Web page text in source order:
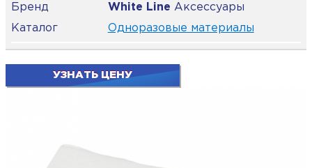
Бренд
White Line Аксессуары
Каталог
Одноразовые материалы
УЗНАТЬ ЦЕНУ